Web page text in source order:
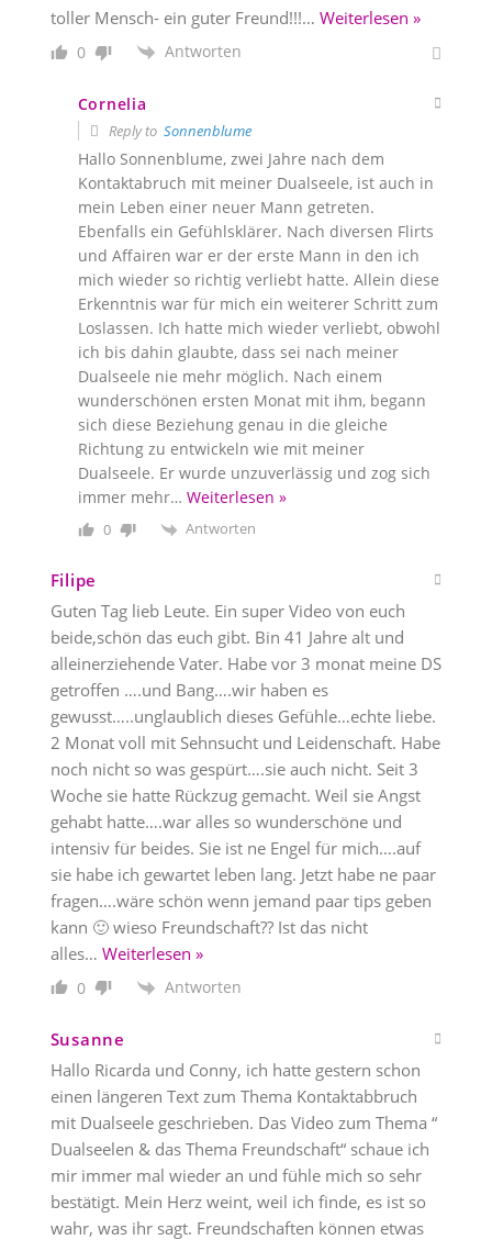
toller Mensch- ein guter Freund!!!… Weiterlesen »
0 Antworten
Cornelia
Reply to Sonnenblume
Hallo Sonnenblume, zwei Jahre nach dem
Kontaktabruch mit meiner Dualseele, ist auch in
mein Leben einer neuer Mann getreten.
Ebenfalls ein Gefühlsklärer. Nach diversen Flirts
und Affairen war er der erste Mann in den ich
mich wieder so richtig verliebt hatte. Allein diese
Erkenntnis war für mich ein weiterer Schritt zum
Loslassen. Ich hatte mich wieder verliebt, obwohl
ich bis dahin glaubte, dass sei nach meiner
Dualseele nie mehr möglich. Nach einem
wunderschönen ersten Monat mit ihm, begann
sich diese Beziehung genau in die gleiche
Richtung zu entwickeln wie mit meiner
Dualseele. Er wurde unzuverlässig und zog sich
immer mehr… Weiterlesen »
0 Antworten
Filipe
Guten Tag lieb Leute. Ein super Video von euch
beide,schön das euch gibt. Bin 41 Jahre alt und
alleinerziehende Vater. Habe vor 3 monat meine DS
getroffen ….und Bang….wir haben es
gewusst…..unglaublich dieses Gefühle…echte liebe.
2 Monat voll mit Sehnsucht und Leidenschaft. Habe
noch nicht so was gespürt….sie auch nicht. Seit 3
Woche sie hatte Rückzug gemacht. Weil sie Angst
gehabt hatte….war alles so wunderschöne und
intensiv für beides. Sie ist ne Engel für mich….auf
sie habe ich gewartet leben lang. Jetzt habe ne paar
fragen….wäre schön wenn jemand paar tips geben
kann 🙂 wieso Freundschaft?? Ist das nicht
alles… Weiterlesen »
0 Antworten
Susanne
Hallo Ricarda und Conny, ich hatte gestern schon
einen längeren Text zum Thema Kontaktabbruch
mit Dualseele geschrieben. Das Video zum Thema “
Dualseelen & das Thema Freundschaft“ schaue ich
mir immer mal wieder an und fühle mich so sehr
bestätigt. Mein Herz weint, weil ich finde, es ist so
wahr, was ihr sagt. Freundschaften können etwas